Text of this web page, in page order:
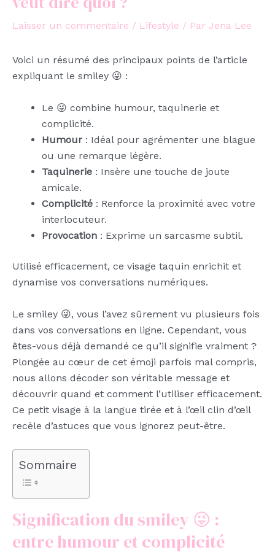
Laisser un commentaire / Lifestyle / Par Jena Lee
Voici un résumé des principaux points de l’article
expliquant le smiley 😜 :
Le 😜 combine humour, taquinerie et
complicité.
Humour : Idéal pour agrémenter une blague
ou une remarque légère.
Taquinerie : Insère une touche de joute
amicale.
Complicité : Renforce la proximité avec votre
interlocuteur.
Provocation : Exprime un sarcasme subtil.
Utilisé efficacement, ce visage taquin enrichit et
dynamise vos conversations numériques.
Le smiley 😜, vous l’avez sûrement vu plusieurs fois
dans vos conversations en ligne. Cependant, vous
êtes-vous déjà demandé ce qu’il signifie vraiment ?
Plongée au cœur de cet émoji parfois mal compris,
nous allons décoder son véritable message et
découvrir quand et comment l’utiliser efficacement.
Ce petit visage à la langue tirée et à l’œil clin d’œil
recèle d’astuces que vous ignorez peut-être.
Sommaire
Signification du smiley 😜 :
entre humour et complicité